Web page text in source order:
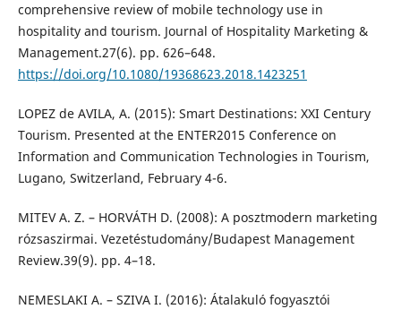
comprehensive review of mobile technology use in
hospitality and tourism. Journal of Hospitality Marketing &
Management.27(6). pp. 626–648.
https://doi.org/10.1080/19368623.2018.1423251
LOPEZ de AVILA, A. (2015): Smart Destinations: XXI Century
Tourism. Presented at the ENTER2015 Conference on
Information and Communication Technologies in Tourism,
Lugano, Switzerland, February 4-6.
MITEV A. Z. – HORVÁTH D. (2008): A posztmodern marketing
rózsaszirmai. Vezetéstudomány/Budapest Management
Review.39(9). pp. 4–18.
NEMESLAKI A. – SZIVA I. (2016): Átalakuló fogyasztói